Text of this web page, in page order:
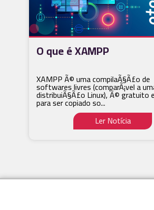
O que é XAMPP
XAMPP Ã© uma compilaÃ§Ã£o de
softwares livres (comparÃ¡vel a
distribuiÃ§Ã£o Linux), Ã© gratuito
para ser copiado so...
Ler Notícia